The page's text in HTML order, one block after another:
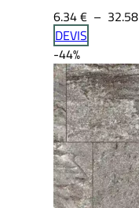
6.34€ – 32.58
DEVIS
-44%